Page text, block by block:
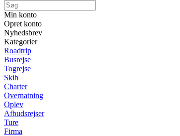
Min konto
Opret konto
Nyhedsbrev
Kategorier
Roadtrip
Busrejse
Togrejse
Skib
Charter
Overnatning
Oplev
Afbudsrejser
Ture
Firma